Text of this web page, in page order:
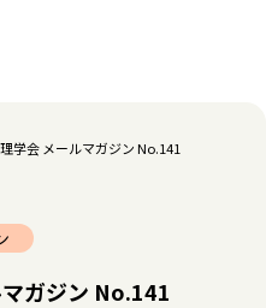
学会 メールマガジン No.141
ガジン No.141